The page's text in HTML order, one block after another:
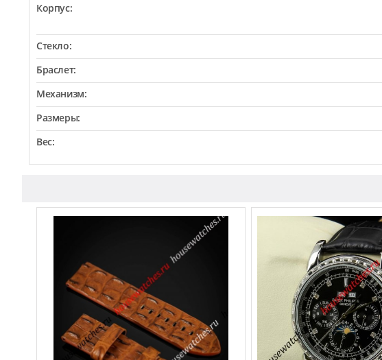
Корпус:
Стекло:
Браслет:
Механизм:
Размеры:
Вес: